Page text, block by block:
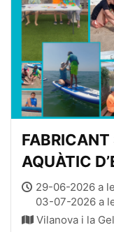
FABRICANT
AQUÀTIC
29 de juny
13:45)
29-06-2026 a
03-07-2026 a
Vilanova i la